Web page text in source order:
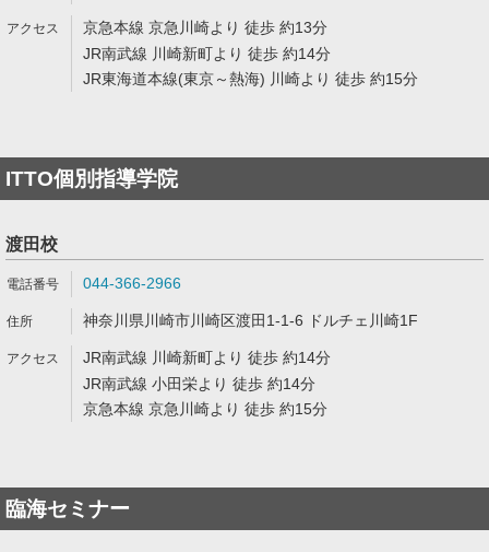
京急本線 京急川崎より 徒歩 約13分
JR南武線 川崎新町より 徒歩 約14分
JR東海道本線(東京～熱海) 川崎より 徒歩 約15分
ITTO個別指導学院
渡田校
044-366-2966
神奈川県川崎市川崎区渡田1-1-6 ドルチェ川崎1F
JR南武線 川崎新町より 徒歩 約14分
JR南武線 小田栄より 徒歩 約14分
京急本線 京急川崎より 徒歩 約15分
臨海セミナー